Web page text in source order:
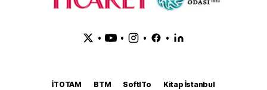
• • • •
İTOTAM BTM SoftITo
Kitap İstanbul